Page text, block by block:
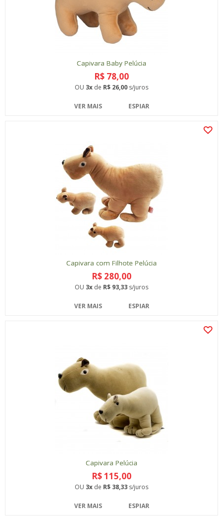
Capivara Baby Pelúcia
R$ 78,00
OU 3x de R$ 26,00 s/juros
VER MAIS ESPIAR
Capivara com Filhote Pelúcia
R$ 280,00
OU 3x de R$ 93,33 s/juros
VER MAIS ESPIAR
Capivara Pelúcia
R$ 115,00
OU 3x de R$ 38,33 s/juros
VER MAIS ESPIAR